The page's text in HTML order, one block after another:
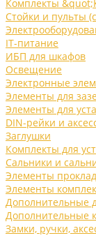
Комплекты
Стойки и пульты
IT-питание
ИБП для шкафов
Освещение
Электронные
Элементы для
Элементы для
DIN-рейки и
Заглушки
Комплекты для
Сальники и
Элементы
Элементы
Дополнительные
Дополнительные
Замки, ручки,